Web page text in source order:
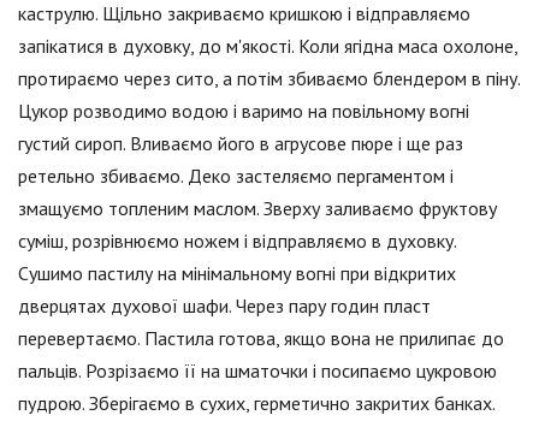
каструлю. Щільно закриваємо кришкою і відправляємо
запікатися в духовку, до м'якості. Коли ягідна маса охолоне,
протираємо через сито, а потім збиваємо блендером в піну.
Цукор розводимо водою і варимо на повільному вогні
густий сироп. Вливаємо його в агрусове пюре і ще раз
ретельно збиваємо. Деко застеляємо пергаментом і
змащуємо топленим маслом. Зверху заливаємо фруктову
суміш, розрівнюємо ножем і відправляємо в духовку.
Сушимо пастилу на мінімальному вогні при відкритих
дверцятах духової шафи. Через пару годин пласт
перевертаємо. Пастила готова, якщо вона не прилипає до
пальців. Розрізаємо її на шматочки і посипаємо цукровою
пудрою. Зберігаємо в сухих, герметично закритих банках.